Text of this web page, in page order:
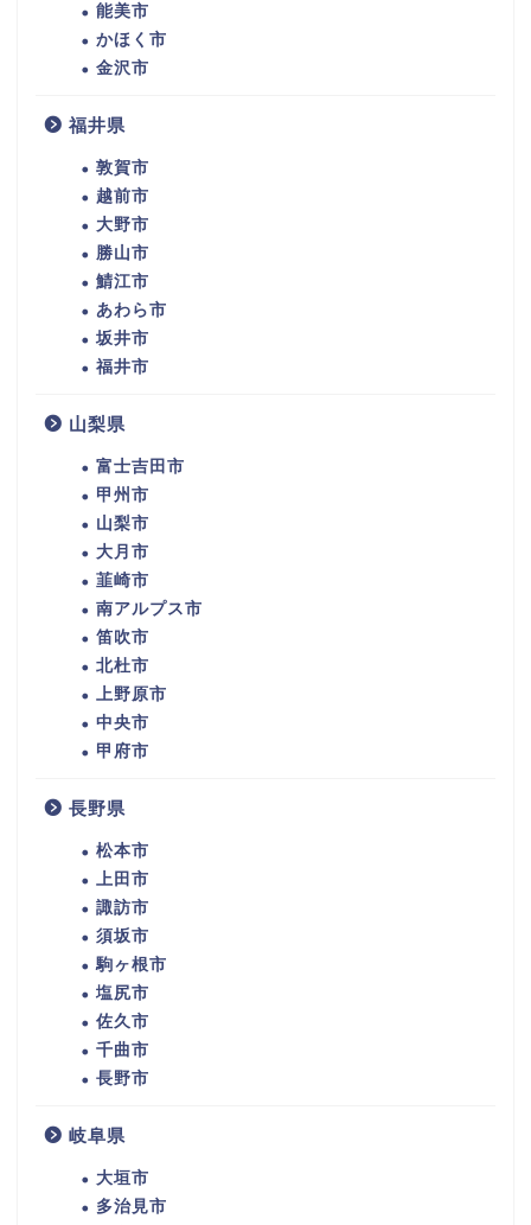
能美市
かほく市
金沢市
福井県
敦賀市
越前市
大野市
勝山市
鯖江市
あわら市
坂井市
福井市
山梨県
富士吉田市
甲州市
山梨市
大月市
韮崎市
南アルプス市
笛吹市
北杜市
上野原市
中央市
甲府市
長野県
松本市
上田市
諏訪市
須坂市
駒ヶ根市
塩尻市
佐久市
千曲市
長野市
岐阜県
大垣市
多治見市